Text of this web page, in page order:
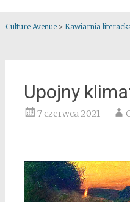
Culture Avenue> Kawiarnia
Upojny
7 czerwca 2021